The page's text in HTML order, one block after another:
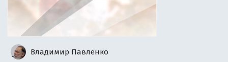
Владимир Павленко